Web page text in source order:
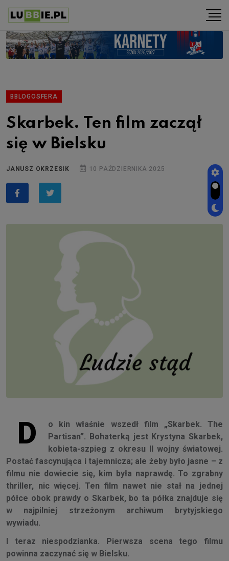
BBLOGOSFERA
Skarbek. Ten film zaczął
się w Bielsku
JANUSZ OKRZESIK 10 PAŹDZIERNIKA 2025
D
o kin właśnie wszedł film „Skarbek. The
Partisan”. Bohaterką jest Krystyna Skarbek,
kobieta-szpieg z okresu II wojny światowej.
Postać fascynująca i tajemnicza; ale żeby było jasne – z
filmu nie dowiecie się, kim była naprawdę. To zgrabny
thriller, nic więcej. Ten film nawet nie stał na jednej
półce obok prawdy o Skarbek, bo ta półka znajduje się
w najpilniej strzeżonym archiwum brytyjskiego
wywiadu.
I teraz niespodzianka. Pierwsza scena tego filmu
powinna zaczynać się w Bielsku.